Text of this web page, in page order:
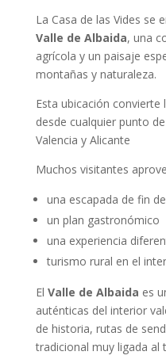
La Casa de las Vides se
Valle de Albaida, una
agrícola y un paisaje
montañas y naturaleza.
Esta ubicación convierte
desde cualquier punto
Valencia y Alicante
Muchos visitantes
una escapada de fin
un plan gastronómico
una experiencia
turismo rural en el
El Valle de Albaida es
auténticas del interior
de historia, rutas de
tradicional muy ligada al